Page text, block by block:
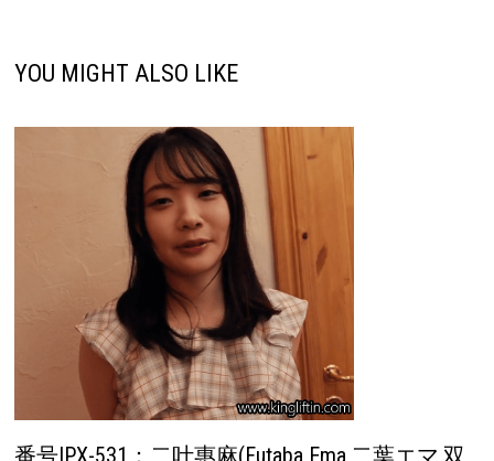
YOU MIGHT ALSO LIKE
番号IPX-531：二叶惠麻(Futaba Ema,二葉エマ,双